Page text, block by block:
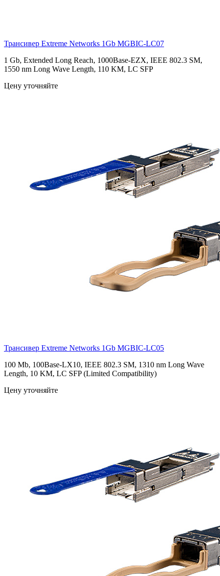
Трансивер Extreme Networks 1Gb MGBIC-LC07
1 Gb, Extended Long Reach, 1000Base-EZX, IEEE 802.3 SM,
1550 nm Long Wave Length, 110 KM, LC SFP
Цену уточняйте
Трансивер Extreme Networks 1Gb MGBIC-LC05
100 Mb, 100Base-LX10, IEEE 802.3 SM, 1310 nm Long Wave
Length, 10 KM, LC SFP (Limited Compatibility)
Цену уточняйте